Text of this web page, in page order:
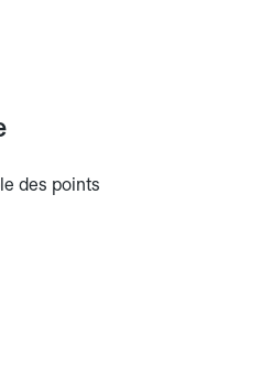
des points